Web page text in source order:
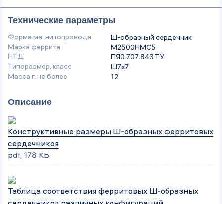
Технические параметры
Форма магнитопровода
Ш-образный сердечник
Марка феррита
М2500НМС5
НТД
ПЯ0.707.843 ТУ
Типоразмер, класс
Ш7х7
Масса г. не более
12
Описание
Конструктивные размеры Ш-образных ферритовых
сердечников
pdf, 178 КБ
Таблица соответствия ферритовых Ш-образных